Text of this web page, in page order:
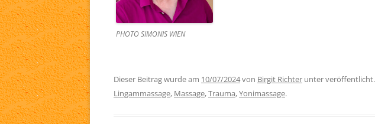
PHOTO SIMONIS WIEN
Dieser Beitrag wurde am 10/07/2024von Birgit Richter unter
Lingammassage, Massage,Trauma,Yonimassage.